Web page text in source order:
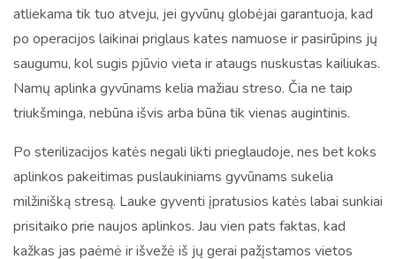
atliekama tik tuo atveju, jei gyvūnų globėjai garantuoja, kad
po operacijos laikinai priglaus kates namuose ir pasirūpins jų
saugumu, kol sugis pjūvio vieta ir ataugs nuskustas kailiukas.
Namų aplinka gyvūnams kelia mažiau streso. Čia ne taip
triukšminga, nebūna išvis arba būna tik vienas augintinis.
Po sterilizacijos katės negali likti prieglaudoje, nes bet koks
aplinkos pakeitimas puslaukiniams gyvūnams sukelia
milžinišką stresą. Lauke gyventi įpratusios katės labai sunkiai
prisitaiko prie naujos aplinkos. Jau vien pats faktas, kad
kažkas jas paėmė ir išvežė iš jų gerai pažįstamos vietos